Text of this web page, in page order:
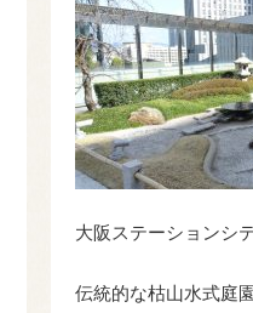
大阪ステーションシ
伝統的な枯山水式庭